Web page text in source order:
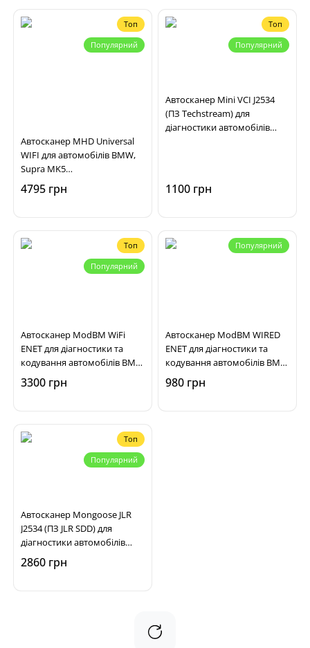
Топ
Популярний
Автосканер MHD Universal
WIFI для автомобілів BMW,
Supra MK5
(BimmerCode/BimmerLink,
MHD, Bimmer-Tool, xHP,
4795 грн
Топ
Популярний
Автосканер Mini VCI J2534
(ПЗ Techstream) для
діагностики автомобілів
1100 грн
Топ
Популярний
Автосканер ModBM WiFi
ENET для діагностики та
кодування автомобілів BMW
F, G, I-series
3300 грн
Популярний
Автосканер ModBM WIRED
ENET для діагностики та
кодування автомобілів BMW
F, G, I-series
980 грн
Топ
Популярний
Автосканер Mongoose JLR
J2534 (ПЗ JLR SDD) для
діагностики автомобілів
Jaguar, Land Rover
2860 грн